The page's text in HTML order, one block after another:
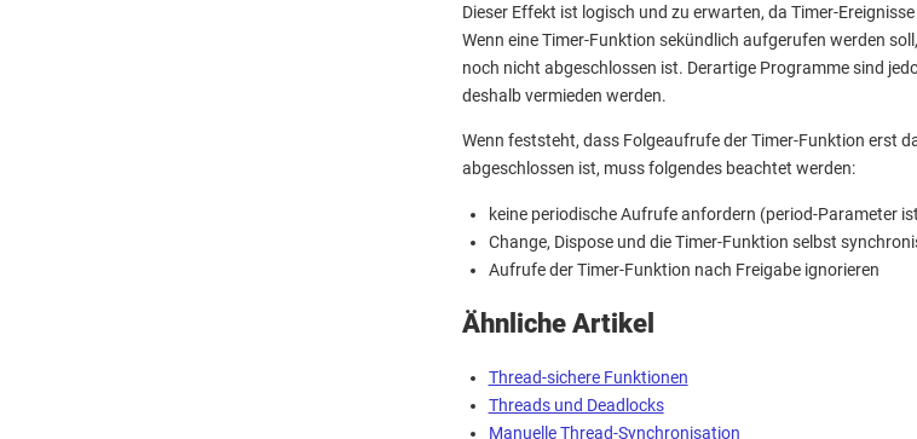
Dieser Effekt ist logisch und zu erwarten, da Timer-
Wenn eine Timer-Funktion sekündlich aufgerufen werden
noch nicht abgeschlossen ist. Derartige Programme sind
deshalb vermieden werden.
Wenn feststeht, dass Folgeaufrufe der Timer-Funktion erst
abgeschlossen ist, muss folgendes beachtet werden:
keine periodische Aufrufe anfordern (period-Parameter
Change, Dispose und die Timer-Funktion selbst
Aufrufe der Timer-Funktion nach Freigabe ignorieren
Ähnliche Artikel
Thread-sichere Funktionen
Threads und Deadlocks
Manuelle Thread-Synchronisation